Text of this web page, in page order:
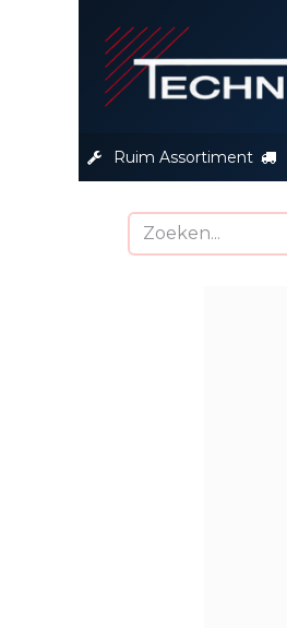
Ruim Assortiment